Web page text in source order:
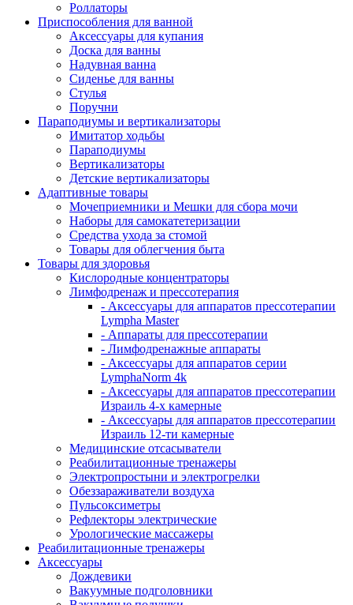
Роллаторы
Приспособления для ванной
Аксессуары для купания
Доска для ванны
Надувная ванна
Сиденье для ванны
Стулья
Поручни
Параподиумы и вертикализаторы
Имитатор ходьбы
Параподиумы
Вертикализаторы
Детские вертикализаторы
Адаптивные товары
Мочеприемники и Мешки для сбора мочи
Наборы для самокатетеризации
Средства ухода за стомой
Товары для облегчения быта
Товары для здоровья
Кислородные концентраторы
Лимфодренаж и прессотерапия
- Аксессуары для аппаратов прессотерапии
Lympha Master
- Аппараты для прессотерапии
- Лимфодренажные аппараты
- Аксессуары для аппаратов серии
LymphaNorm 4k
- Аксессуары для аппаратов прессотерапии
Израиль 4-х камерные
- Аксессуары для аппаратов прессотерапии
Израиль 12-ти камерные
Медицинские отсасыватели
Реабилитационные тренажеры
Электропростыни и электрогрелки
Обеззараживатели воздуха
Пульсоксиметры
Рефлекторы электрические
Урологические массажеры
Реабилитационные тренажеры
Аксессуары
Дождевики
Вакуумные подголовники